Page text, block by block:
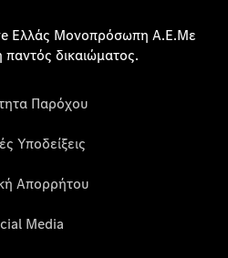
Ελλάς Μονοπρόσωπη Α.Ε.Με
παντός δικαιώματος.
Παρόχου
Υποδείξεις
Απορρήτου
Media